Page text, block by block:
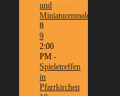
und
Miniaturenmalen/Tabletop
8
9
2:00
PM -
Spieletreffen
in
Pfarrkirchen